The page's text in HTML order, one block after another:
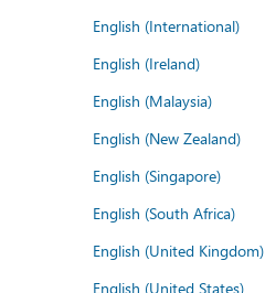
English (International)
English (Ireland)
English (Malaysia)
English (New Zealand)
English (Singapore)
English (South Africa)
English (United Kingdom)
English (United States)